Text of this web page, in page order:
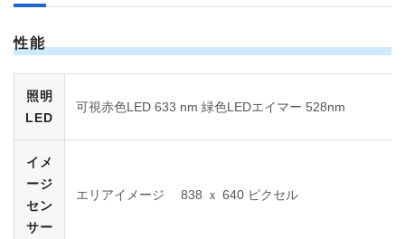
性能
照明
LED
可視赤色LED 633 nm 緑色LEDエイマー 528nm
イメ
ージ
セン
サー
エリアイメージ 838 ｘ 640 ピクセル